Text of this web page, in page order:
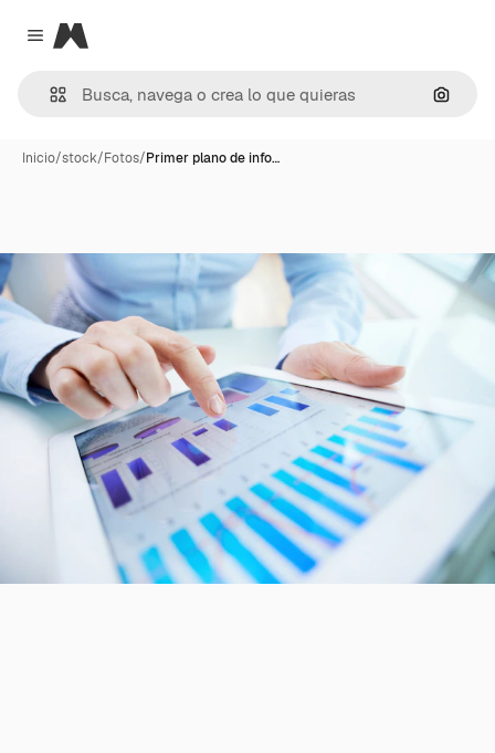
Close menu
Magnific
Inicio/stock/Fotos/Primer plano de info…